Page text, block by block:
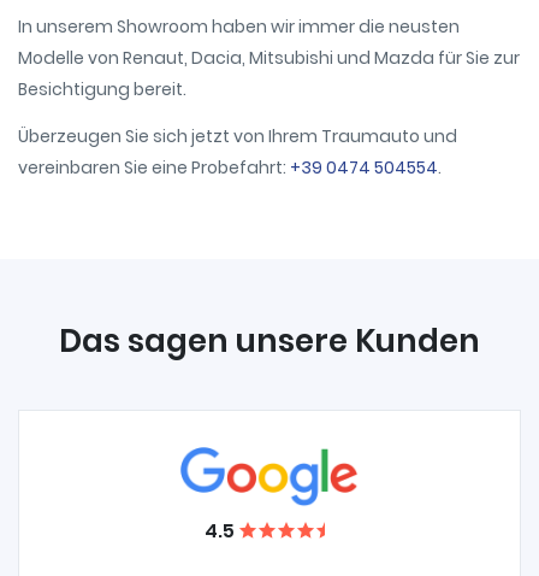
In unserem Showroom haben wir immer die neusten
Modelle von Renaut, Dacia, Mitsubishi und Mazda für Sie zur
Besichtigung bereit.
Überzeugen Sie sich jetzt von Ihrem Traumauto und
vereinbaren Sie eine Probefahrt: +39 0474 504554.
Das sagen unsere Kunden
4.5